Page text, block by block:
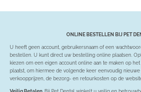
ONLINE BESTELLEN BIJ PET
U heeft geen account, gebruikersnaam of een
bestellen. U kunt direct uw bestelling online plaatsen.
kiezen om een eigen account online aan te maken op
plaatst, om hiermee de volgende keer eenvoudig
verkoopprijzen, de bezorg- en retourkosten op de